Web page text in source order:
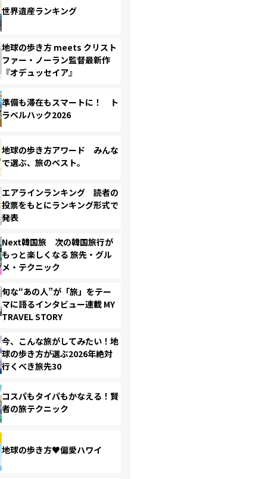
世界遺産ランキング
地球の歩き方 meets クリスト
ファー・ノーラン監督最新作
『オデュッセイア』
準備も滞在もスマートに！ ト
ラベルハック2026
地球の歩き方アワード みんな
で選ぶ、旅のベスト。
エアラインランキング 読者の
投票をもとにランキング形式で
発表
Next韓国旅 次の韓国旅行が
もっと楽しくなる 旅先・グル
メ・テクニック
旬な“あの人”が「旅」をテー
マに語るインタビュー連載 MY
TRAVEL STORY
今、こんな旅がしてみたい！地
球の歩き方が選ぶ2026年絶対
行くべき旅先30
コスパもタイパもかなえる！賢
者の旅テクニック
地球の歩き方♥偏愛ハワイ